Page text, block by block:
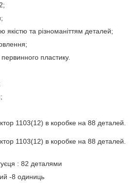
якістю та різноманіттям деталей;
пластику.
: 82 деталями
-8 одиниць